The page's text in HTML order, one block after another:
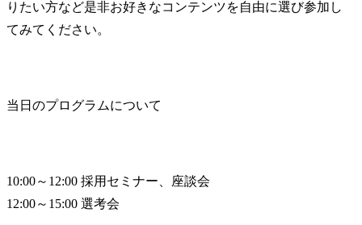
りたい方など是非お好きなコンテンツを自由に選び参加し
てみてください。
当日のプログラムについて
10:00～12:00 採用セミナー、座談会
12:00～15:00 選考会